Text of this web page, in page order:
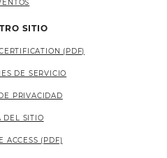
SITIO
(PDF)
DE SERVICIO
PRIVACIDAD
DEL SITIO
ACCESS (PDF)